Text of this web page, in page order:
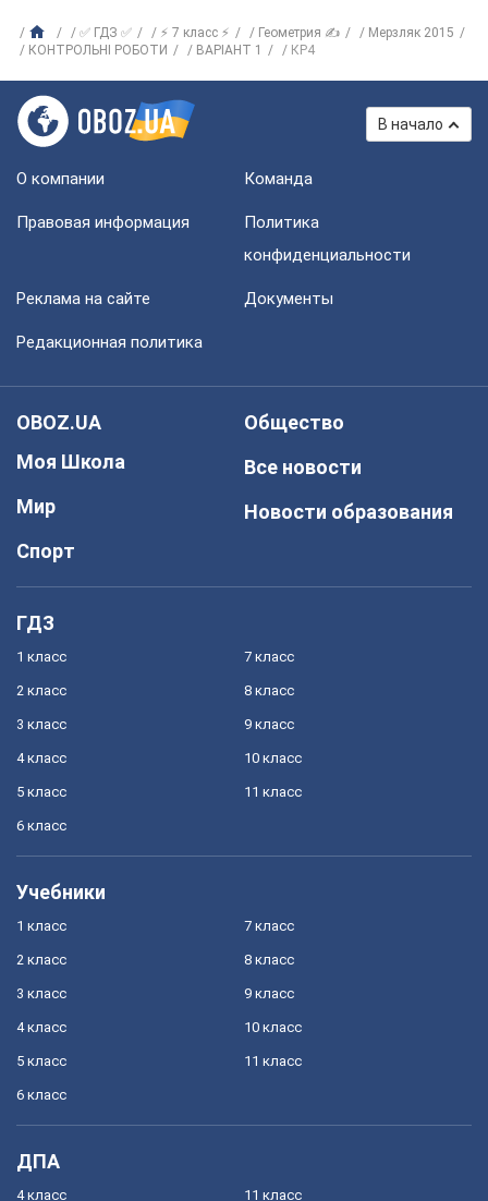
✅ ГДЗ ✅ ⚡ 7 класс ⚡ Геометрия ✍
Мерзляк 2015
КОНТРОЛЬНІ РОБОТИ
ВАРІАНТ 1 КР4
В начало
О компании Команда
Правовая информация
Политика
конфиденциальности
Реклама на сайте Документы
Редакционная политика
OBOZ.UA
Моя Школа
Мир
Спорт
Общество
Все новости
Новости образования
ГДЗ
1 класс
2 класс
3 класс
4 класс
5 класс
6 класс
7 класс
8 класс
9 класс
10 класс
11 класс
Учебники
1 класс
2 класс
3 класс
4 класс
5 класс
6 класс
7 класс
8 класс
9 класс
10 класс
11 класс
ДПА
4 класс 11 класс